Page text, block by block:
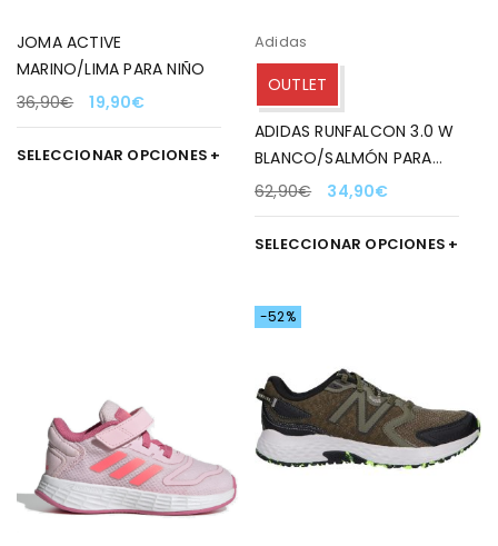
JOMA ACTIVE
MARINO/LIMA PARA NIÑO
36,90€ 19,90€
SELECCIONAR OPCIONES
Adidas
OUTLET
ADIDAS RUNFALCON 3.0 W
BLANCO/SALMÓN PARA
MUJER
62,90€ 34,90€
SELECCIONAR OPCIONES
-52%